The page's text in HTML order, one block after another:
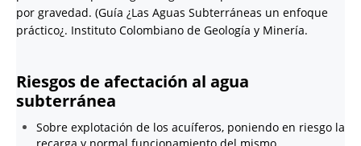
por gravedad. (Guía ¿Las Aguas Subterráneas un enfoque
práctico¿. Instituto Colombiano de Geología y Minería.
Riesgos de afectación al agua
subterránea
Sobre explotación de los acuíferos, poniendo en riesgo la